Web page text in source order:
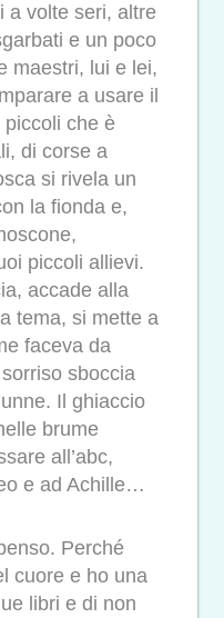
a volte seri, altre
e un poco
maestri, lui e lei,
a usare il
piccoli che è
di corse a
si rivela un
la fionda e,
piccoli allievi.
accade alla
tema, si mette a
faceva da
sboccia
Il ghiaccio
brume
all’abc,
e ad Achille…
Perché
cuore e ho una
libri e di non